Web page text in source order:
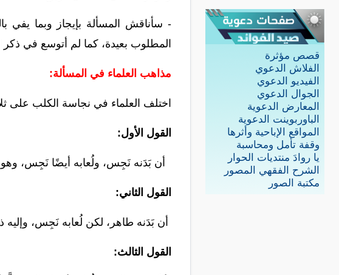
قصص مؤثرة
الفلاش الدعوي
الفيديو الدعوي
الجوال الدعوي
المعارض الدعوية
الباوربوينت الدعوية
المواقع الإباحية وأثرها
وقفة تأمل ومحاسبة
يا روادَ منتديات الحوار
الشرح الفقهي المصور
مكتبة الصور
- سأناقش المسألة بإيجاز وبما يفي
المطلوب بعيدة، كما لم أتوسع في ذكر
مذاهب العلماء في المسألة:
اختلف العلماء في نجاسة الكلب على
القول الأول:
أن بَدَنهنَجِس، ولُعابه أيضًا نَجِس،
القول الثاني:
أن بَدَنه طاهر، لكن لُعابه نَجِس، وإليه
القول الثالث: